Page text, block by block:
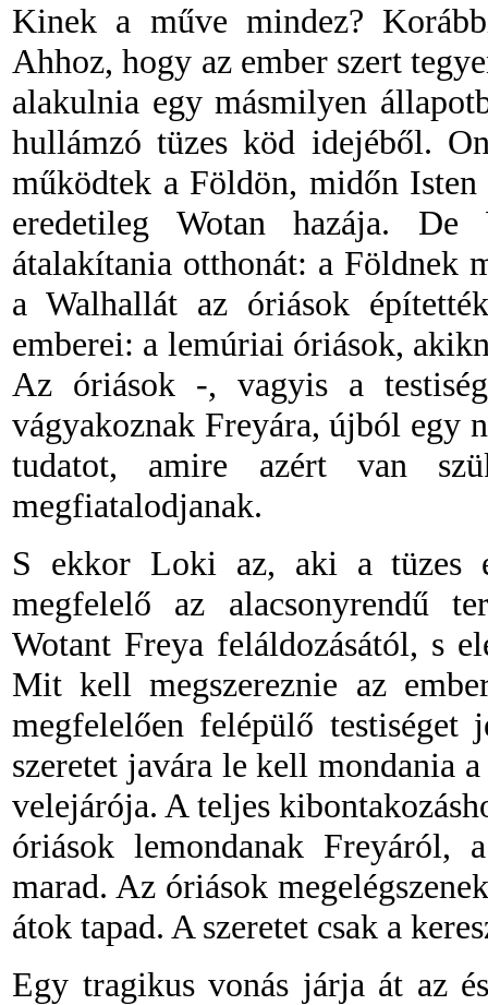
Kinek a műve mindez?
Ahhoz, hogy az ember szert
alakulnia egy másmilyen
hullámzó tüzes köd idejéből.
működtek a Földön, midőn
eredetileg Wotan hazája.
átalakítania otthonát: a Földnek
a Walhallát az óriások
emberei: a lemúriai óriások,
Az óriások -, vagyis a
vágyakoznak Freyára, újból egy
tudatot, amire azért van
megfiatalodjanak.
S ekkor Loki az, aki a tüzes
megfelelő az alacsonyrendű
Wotant Freya feláldozásától, s
Mit kell megszereznie az
megfelelően felépülő testiséget
szeretet javára le kell mondania
velejárója. A teljes
óriások lemondanak Freyáról,
marad. Az óriások
átok tapad. A szeretet csak a
Egy tragikus vonás járja át az